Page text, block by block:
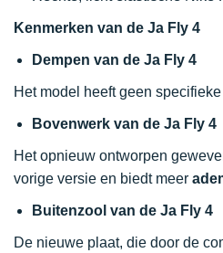
Kenmerken van de Ja Fly 4
Dempen van de Ja Fly 4
Het model heeft geen
Bovenwerk van de Ja Fly 4
Het opnieuw ontworpen
vorige versie en biedt meer
Buitenzool van de Ja Fly 4
De nieuwe plaat, die door de